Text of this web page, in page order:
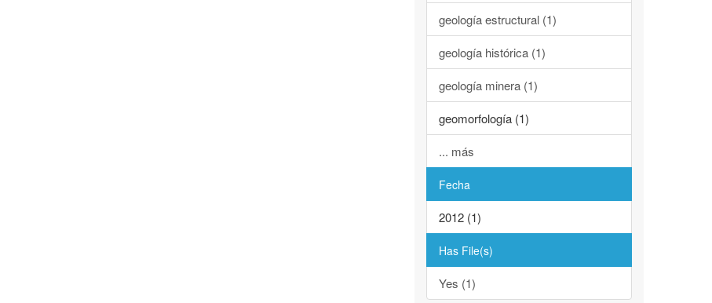
geología estructural (1)
geología histórica (1)
geología minera (1)
geomorfología (1)
... más
Fecha
2012 (1)
Has File(s)
Yes (1)